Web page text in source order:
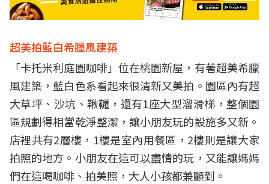
超美拍藍白希臘風建築
「卡托米利庭園咖啡」位在桃園新屋，有著超美希臘
風建築，藍白色系看起來很清新又美拍。園區內有超
大草坪、沙坑、鞦韆，還有1座大型溜滑梯，整個園
區規劃得相當乾淨整潔，讓小朋友玩的設施多又新。
店裡共有2層樓，1樓是室內用餐區，2樓則是讓大家
拍照的地方。小朋友在這可以盡情的玩，又能讓媽媽
們在這喝咖啡、拍美照，大人小孩都兼顧到。